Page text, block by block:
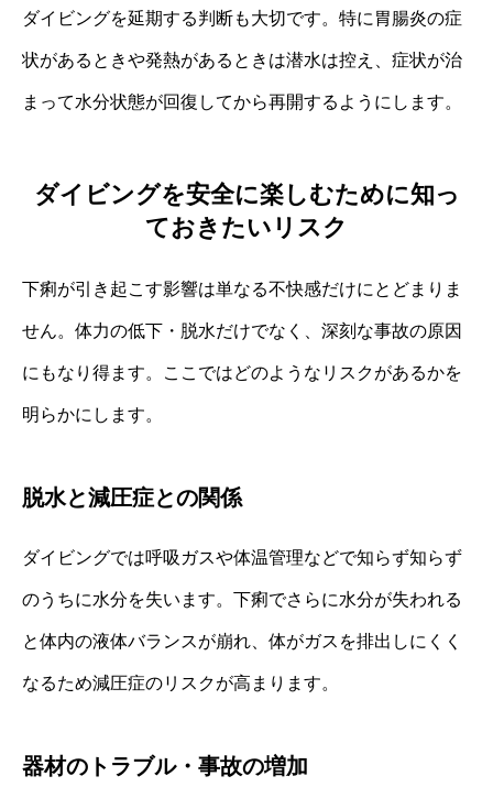
ダイビングを延期する判断も大切です。特に胃腸炎の症
状があるときや発熱があるときは潜水は控え、症状が治
まって水分状態が回復してから再開するようにします。
ダイビングを安全に楽しむために知っ
ておきたいリスク
下痢が引き起こす影響は単なる不快感だけにとどまりま
せん。体力の低下・脱水だけでなく、深刻な事故の原因
にもなり得ます。ここではどのようなリスクがあるかを
明らかにします。
脱水と減圧症との関係
ダイビングでは呼吸ガスや体温管理などで知らず知らず
のうちに水分を失います。下痢でさらに水分が失われる
と体内の液体バランスが崩れ、体がガスを排出しにくく
なるため減圧症のリスクが高まります。
器材のトラブル・事故の増加